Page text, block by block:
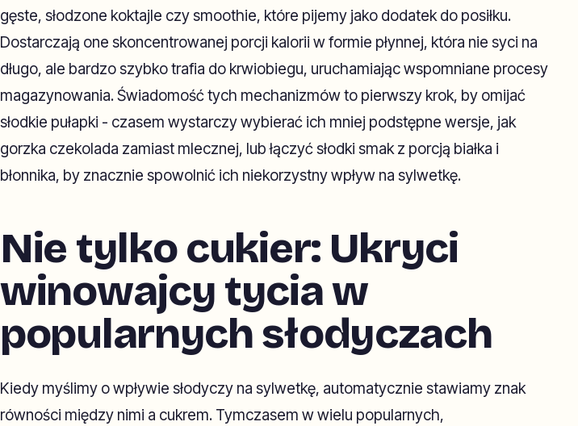
gęste, słodzone koktajle czy smoothie, które pijemy jako dodatek do posiłku.
Dostarczają one skoncentrowanej porcji kalorii w formie płynnej, która nie syci na
długo, ale bardzo szybko trafia do krwiobiegu, uruchamiając wspomniane procesy
magazynowania. Świadomość tych mechanizmów to pierwszy krok, by omijać
słodkie pułapki - czasem wystarczy wybierać ich mniej podstępne wersje, jak
gorzka czekolada zamiast mlecznej, lub łączyć słodki smak z porcją białka i
błonnika, by znacznie spowolnić ich niekorzystny wpływ na sylwetkę.
Nie tylko cukier: Ukryci
winowajcy tycia w
popularnych słodyczach
Kiedy myślimy o wpływie słodyczy na sylwetkę, automatycznie stawiamy znak
równości między nimi a cukrem. Tymczasem w wielu popularnych,